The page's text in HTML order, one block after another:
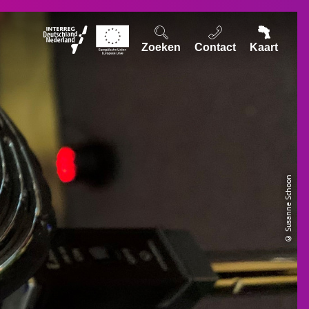
Zoeken Contact Kaart
© Susanne Schoon